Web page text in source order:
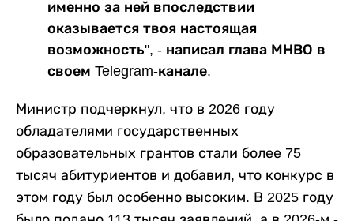
именно за ней впоследствии
оказывается твоя настоящая
возможность", - написал глава МНВО в
своем Telegram-канале.
Министр подчеркнул, что в 2026 году
обладателями государственных
образовательных грантов стали более 75
тысяч абитуриентов и добавил, что конкурс в
этом году был особенно высоким. В 2025 году